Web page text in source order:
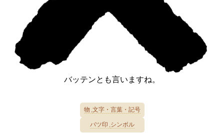
バッテンとも言いますね。
物 文字・言葉・記号
バツ印 シンボル